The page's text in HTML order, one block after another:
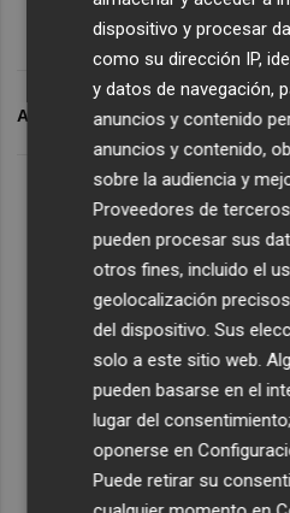
ARCHIVADO EN CORONAVIRUS
dispositivo y procesar
como su dirección IP,
y datos de navegación,
anuncios y contenido
anuncios y contenido,
sobre la audiencia y
Proveedores de
pueden procesar sus
otros fines, incluido el
geolocalización
del dispositivo. Sus
solo a este sitio web.
pueden basarse en el
lugar del
oponerse en
Puede retirar su